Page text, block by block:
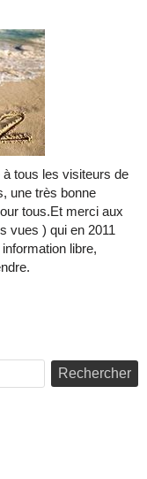
à tous les visiteurs de
une très bonne
tous.Et merci aux
vues ) qui en 2011
libre,
Rechercher